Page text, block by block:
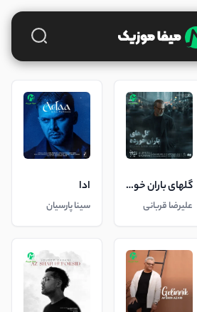
گلهای باران خورده
علیرضا قربانی
ادا
سینا پارسیان